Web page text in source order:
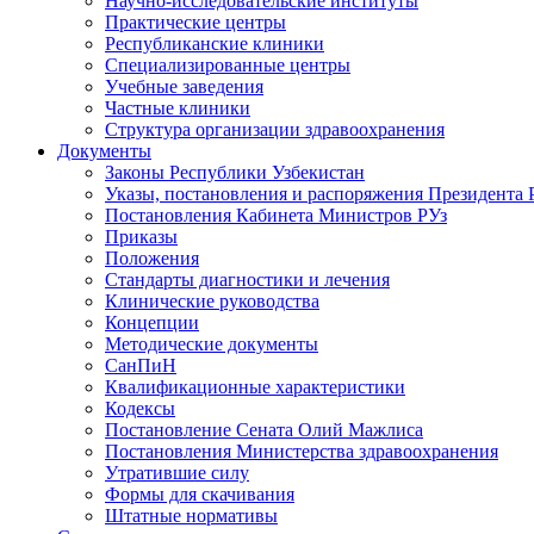
Практические центры
Республиканские клиники
Специализированные центры
Учебные заведения
Частные клиники
Структура организации здравоохранения
Документы
Законы Республики Узбекистан
Указы, постановления и распоряжения Президента
Постановления Кабинета Министров РУз
Приказы
Положения
Стандарты диагностики и лечения
Клинические руководства
Концепции
Методические документы
СанПиН
Квалификационные характеристики
Кодексы
Постановление Сената Олий Мажлиса
Постановления Министерства здравоохранения
Утратившие силу
Формы для скачивания
Штатные нормативы